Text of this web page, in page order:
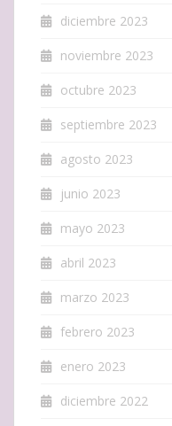
diciembre 2023
noviembre 2023
octubre 2023
septiembre 2023
agosto 2023
junio 2023
mayo 2023
abril 2023
marzo 2023
febrero 2023
enero 2023
diciembre 2022